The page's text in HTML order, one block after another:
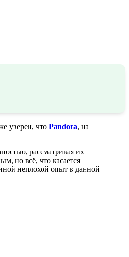
уверен, что Pandora, на
рассматривая их
но всё, что касается
неплохой опыт в данной